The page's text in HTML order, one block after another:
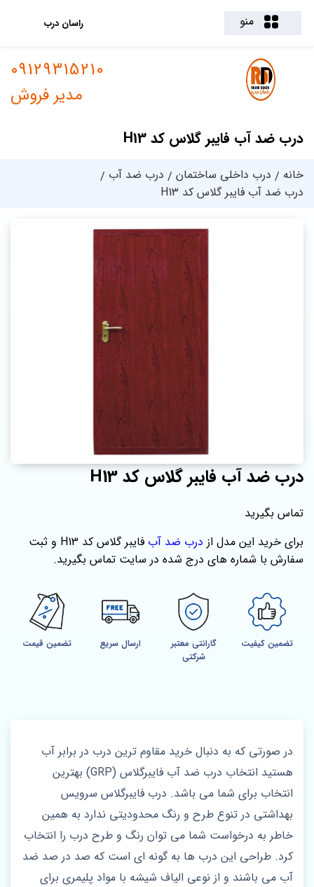
منو راسان درب
درب ضد آب فایبر گلاس کد H13
09129315210
مدیر فروش
خانه درب داخلی ساختمان
درب ضد آب
درب ضد آب فایبر گلاس کد H13
درب ضد آب فایبر گلاس کد H13
تماس بگیرید
برای خرید این مدل از درب ضد آب
فایبر گلاس کد H13 و ثبت
سفارش با شماره‌ های درج شده در سایت تماس بگیرید.
تضمین کیفیت
گارانتی معتبر
شرکتی
ارسال سریع تضمین قیمت
در صورتی که به دنبال خرید مقاوم‌ ترین درب در برابر آب
هستید انتخاب درب‌ ضد آب فایبر‌گلاس (GRP) بهترین
انتخاب برای شما می باشد. درب فایبرگلاس سرویس
بهداشتی در تنوع طرح و رنگ محدودیتی ندارد به همین
خاطر به درخواست شما می توان رنگ و طرح درب را انتخاب
کرد. طراحی این درب ها به گونه ای است که صد در صد ضد
آب می باشند و از نوعی الیاف شیشه با مواد پلیمری برای